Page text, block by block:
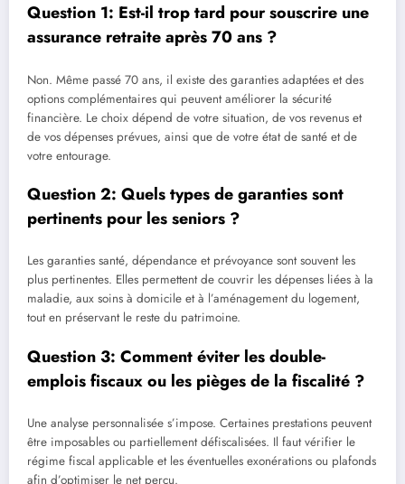
Question 1: Est-il trop tard pour souscrire une
assurance retraite après 70 ans ?
Non. Même passé 70 ans, il existe des garanties adaptées et des
options complémentaires qui peuvent améliorer la sécurité
financière. Le choix dépend de votre situation, de vos revenus et
de vos dépenses prévues, ainsi que de votre état de santé et de
votre entourage.
Question 2: Quels types de garanties sont
pertinents pour les seniors ?
Les garanties santé, dépendance et prévoyance sont souvent les
plus pertinentes. Elles permettent de couvrir les dépenses liées à la
maladie, aux soins à domicile et à l’aménagement du logement,
tout en préservant le reste du patrimoine.
Question 3: Comment éviter les double-
emplois fiscaux ou les pièges de la fiscalité ?
Une analyse personnalisée s’impose. Certaines prestations peuvent
être imposables ou partiellement défiscalisées. Il faut vérifier le
régime fiscal applicable et les éventuelles exonérations ou plafonds
afin d’optimiser le net perçu.